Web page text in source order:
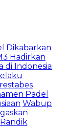
Dikabarkan
Hadirkan
di Indonesia
Padel
Wabup